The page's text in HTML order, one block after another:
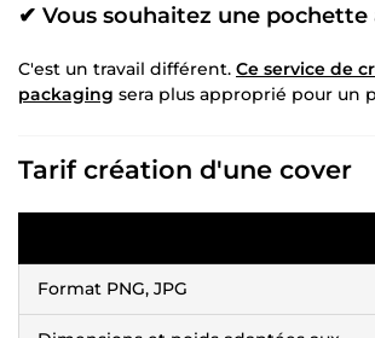
✔ Vous souhaitez une
C'est un travail différent. Ce service de
packaging sera plus approprié pour un
Tarif création d'une cover
Format PNG, JPG